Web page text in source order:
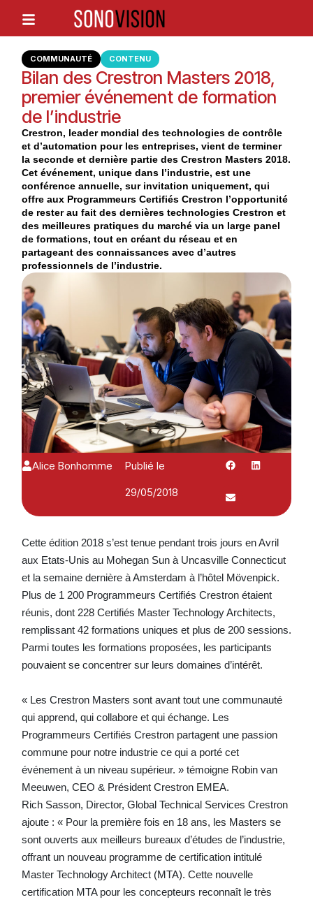
COMMUNAUTÉ CONTENU
Bilan des Crestron Masters 2018,
premier événement de formation
de l’industrie
Crestron, leader mondial des technologies de contrôle
et d’automation pour les entreprises, vient de terminer
la seconde et dernière partie des Crestron Masters 2018.
Cet événement, unique dans l’industrie, est une
conférence annuelle, sur invitation uniquement, qui
offre aux Programmeurs Certifiés Crestron l’opportunité
de rester au fait des dernières technologies Crestron et
des meilleures pratiques du marché via un large panel
de formations, tout en créant du réseau et en
partageant des connaissances avec d’autres
professionnels de l’industrie.
Alice Bonhomme
Publié le
29/05/2018
Cette édition 2018 s’est tenue pendant trois jours en Avril
aux Etats-Unis au Mohegan Sun à Uncasville Connecticut
et la semaine dernière à Amsterdam à l’hôtel Mövenpick.
Plus de 1 200 Programmeurs Certifiés Crestron étaient
réunis, dont 228 Certifiés Master Technology Architects,
remplissant 42 formations uniques et plus de 200 sessions.
Parmi toutes les formations proposées, les participants
pouvaient se concentrer sur leurs domaines d’intérêt.
« Les Crestron Masters sont avant tout une communauté
qui apprend, qui collabore et qui échange. Les
Programmeurs Certifiés Crestron partagent une passion
commune pour notre industrie ce qui a porté cet
événement à un niveau supérieur. » témoigne Robin van
Meeuwen, CEO & Président Crestron EMEA.
Rich Sasson, Director, Global Technical Services Crestron
ajoute : « Pour la première fois en 18 ans, les Masters se
sont ouverts aux meilleurs bureaux d’études de l’industrie,
offrant un nouveau programme de certification intitulé
Master Technology Architect (MTA). Cette nouvelle
certification MTA pour les concepteurs reconnaît le très